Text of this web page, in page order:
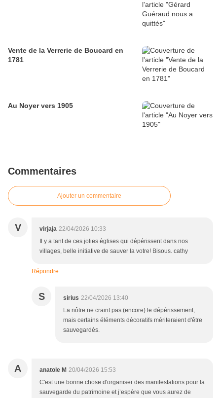
Vente de la Verrerie de Boucard en
1781
Au Noyer vers 1905
Commentaires
Ajouter un commentaire
V virjaja 22/04/2026 10:33
Il y a tant de ces jolies églises qui dépérissent dans nos
villages, belle initiative de sauver la votre! Bisous. cathy
Répondre
S sirius 22/04/2026 13:40
La nôtre ne craint pas (encore) le dépérissement,
mais certains éléments décoratifs mériteraient d'être
sauvegardés.
A anatole M 20/04/2026 15:53
C'est une bonne chose d'organiser des manifestations pour la
sauvegarde du patrimoine et j’espère que vous aurez de